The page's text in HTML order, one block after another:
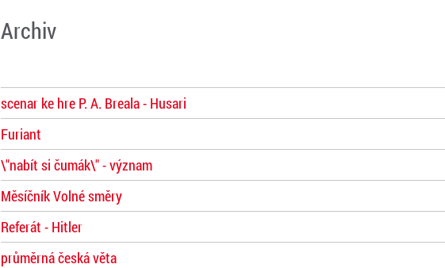
Archiv
scenar ke hre P. A. Breala - Husari
Furiant
\"nabít si čumák\" - význam
Měsíčník Volné směry
Referát - Hitler
průměrná česká věta